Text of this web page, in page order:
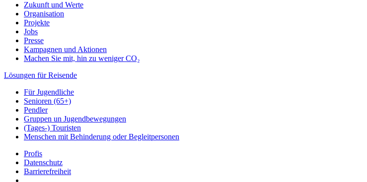
Zukunft und Werte
Organisation
Projekte
Jobs
Presse
Kampagnen und Aktionen
Machen Sie mit, hin zu weniger CO₂
Lösungen für Reisende
Für Jugendliche
Senioren (65+)
Pendler
Gruppen un Jugendbewegungen
(Tages-) Touristen
Menschen mit Behinderung oder Begleitpersonen
Profis
Datenschutz
Barrierefreiheit